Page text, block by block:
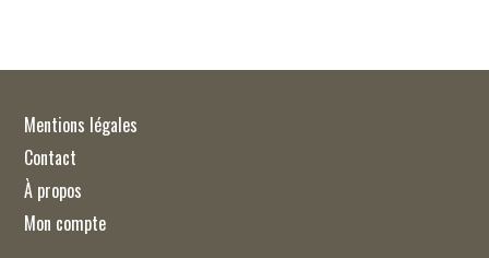
Mentions légales
Contact
À propos
Mon compte